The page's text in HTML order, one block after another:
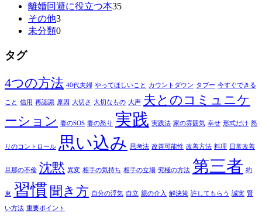
離婚回避に役立つ本35
その他3
未分類0
タグ
4つの方法 40代夫婦 やってほしいこと カウントダウン タブー 今すぐできる
こと 信用 再認識 原因 大切さ 大切なもの 大声 夫とのコミュニケ
ーション
妻のSOS 妻の怒り 実践 実践法 家の雰囲気 幸せ 形式だけ 怒
りのコントロール 思い込み 思考法 改善可能性 改善方法 料理 日常改善
旦那の不倫 沈黙 異変 相手の気持ち 相手の立場 究極の方法 第三者 約
束 習慣 聞き方 自分の浮気 自立 親の介入 解決策 許してもらう 誠実 賢
い方法 重要ポイント